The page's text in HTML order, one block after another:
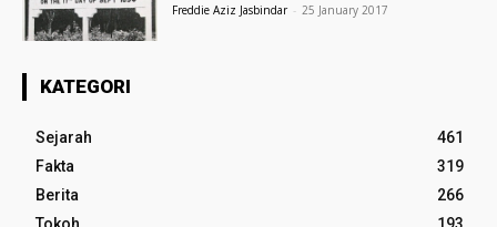
Freddie Aziz Jasbindar - 25 January 2017
KATEGORI
Sejarah
461
Fakta
319
Berita
266